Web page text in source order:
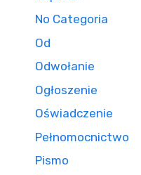
No Categoria
Od
Odwołanie
Ogłoszenie
Oświadczenie
Pełnomocnictwo
Pismo